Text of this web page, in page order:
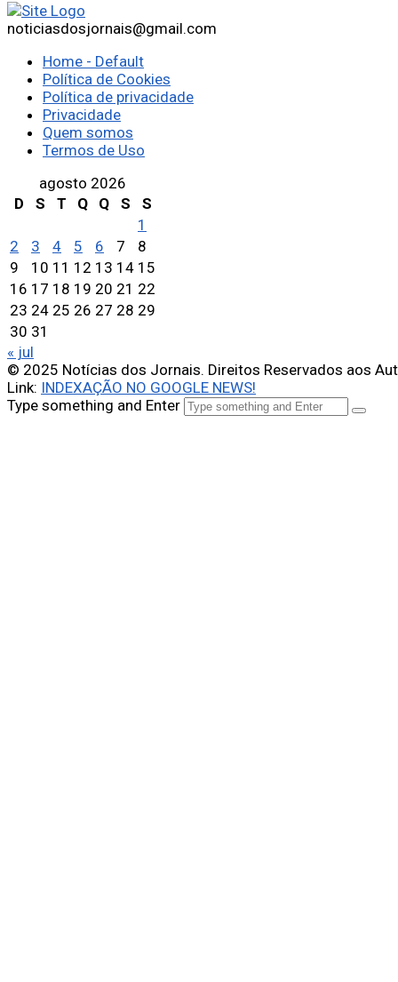
noticiasdosjornais@gmail.com
Home - Default
Política de Cookies
Política de privacidade
Privacidade
Quem somos
Termos de Uso
agosto 2026
D
S T Q Q S
S
1
2
3 4 5 6 7
8
9
10 11 12 13 14 15
16 17 18 19 20 21 22
23 24 25 26 27 28 29
30 31
« jul
© 2025 Notícias dos Jornais. Direitos Reservados aos
Link: INDEXAÇÃO NO GOOGLE NEWS!
Type something and Enter